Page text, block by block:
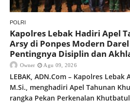
POLRI
Kapolres Lebak Hadiri Apel
Arsy di Ponpes Modern
Pentingnya Disiplin dan
Owner Agu 09, 2026
LEBAK, ADN.Com – Kapolres Lebak
M.Si., menghadiri Apel Tahunan
rangka Pekan Perkenalan